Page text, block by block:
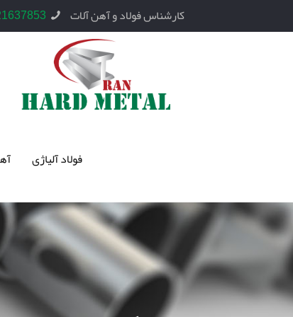
کارشناس فولاد و آهن آلات
فولاد آلیاژی